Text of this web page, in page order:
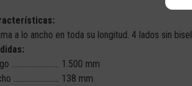
a lo ancho en toda su longitud. 4 lados sin bisel
…………………….. 1.500 mm
……………………. 138 mm